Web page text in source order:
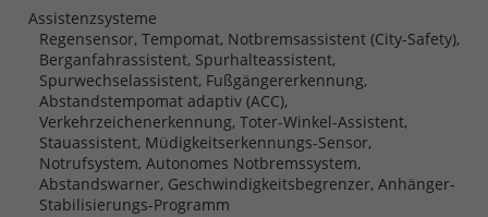
Assistenzsysteme
Regensensor, Tempomat, Notbremsassistent (City-Safety),
Berganfahrassistent, Spurhalteassistent,
Spurwechselassistent, Fußgängererkennung,
Abstandstempomat adaptiv (ACC),
Verkehrzeichenerkennung, Toter-Winkel-Assistent,
Stauassistent, Müdigkeitserkennungs-Sensor,
Notrufsystem, Autonomes Notbremssystem,
Abstandswarner, Geschwindigkeitsbegrenzer, Anhänger-
Stabilisierungs-Programm